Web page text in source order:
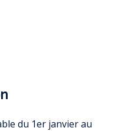
du 1er janvier au